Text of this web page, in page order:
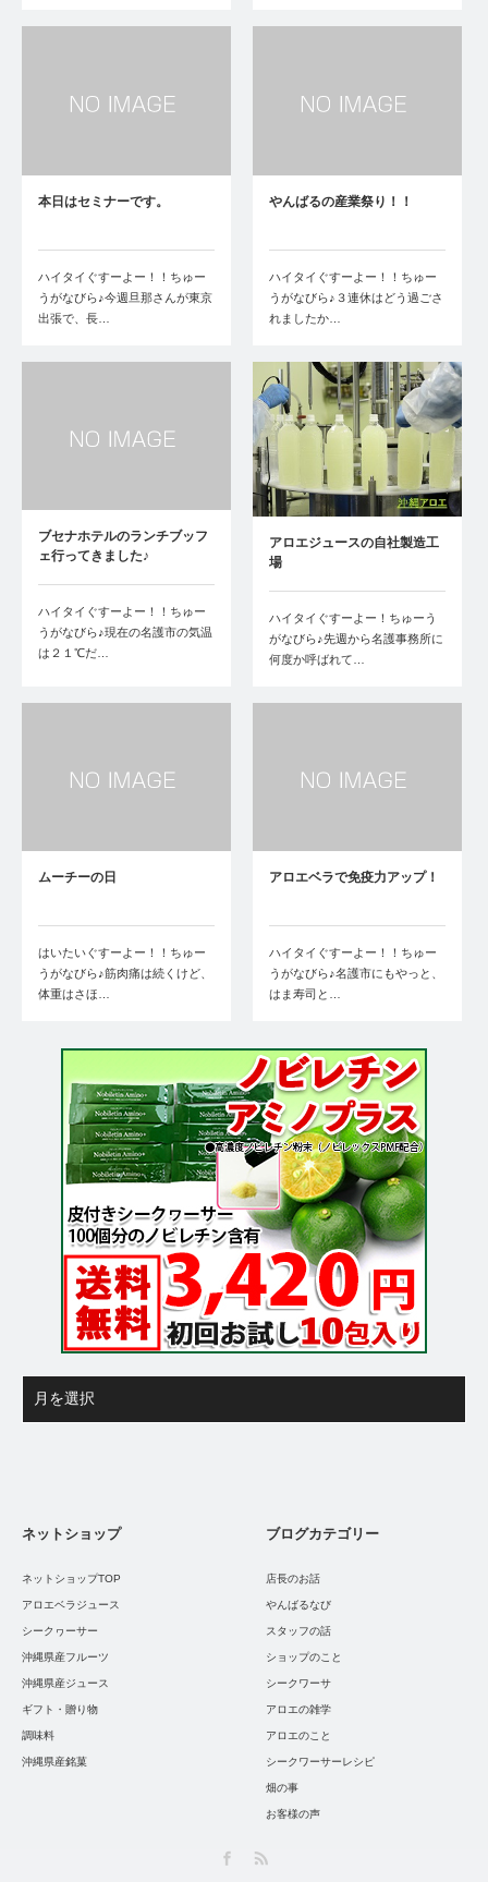
本日はセミナーです。
ハイタイぐすーよー！！ちゅー
うがなびら♪今週旦那さんが東京
出張で、長…
やんばるの産業祭り！！
ハイタイぐすーよー！！ちゅー
うがなびら♪３連休はどう過ごさ
れましたか…
ブセナホテルのランチブッフ
ェ行ってきました♪
ハイタイぐすーよー！！ちゅー
うがなびら♪現在の名護市の気温
は２１℃だ…
アロエジュースの自社製造工
場
ハイタイぐすーよー！ちゅーう
がなびら♪先週から名護事務所に
何度か呼ばれて…
ムーチーの日
はいたいぐすーよー！！ちゅー
うがなびら♪筋肉痛は続くけど、
体重はさほ…
アロエベラで免疫力アップ！
ハイタイぐすーよー！！ちゅー
うがなびら♪名護市にもやっと、
はま寿司と…
ネットショップ
ネットショップTOP
アロエベラジュース
シークヮーサー
沖縄県産フルーツ
沖縄県産ジュース
ギフト・贈り物
調味料
沖縄県産銘菓
ブログカテゴリー
店長のお話
やんばるなび
スタッフの話
ショップのこと
シークワーサ
アロエの雑学
アロエのこと
シークワーサーレシピ
畑の事
お客様の声